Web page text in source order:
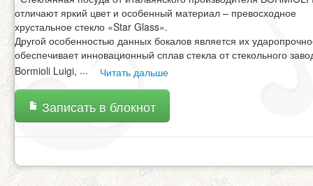
отличают яркий цвет и особенный материал – превосходное
хрустальное стекло «Star Glass».
Другой особенностью данных бокалов является их
обеспечивает инновационный сплав стекла от стекольного
Bormioli Luigi, ... Читать дальше
Записать в блокнот